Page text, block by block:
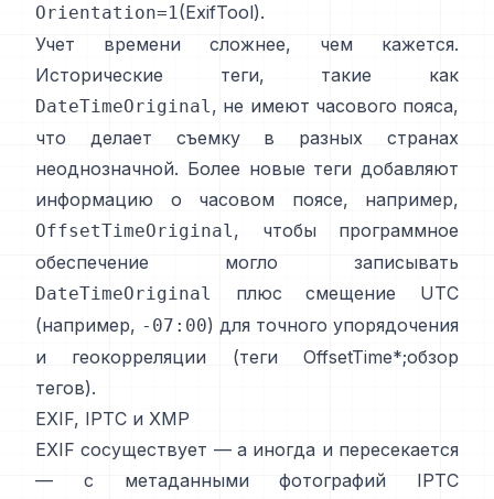
Orientation=1(ExifTool).
Учет времени сложнее, чем кажется.
Исторические теги, такие как
DateTimeOriginal, не имеют часового пояса,
что делает съемку в разных странах
неоднозначной. Более новые теги добавляют
информацию о часовом поясе, например,
OffsetTimeOriginal, чтобы программное
обеспечение могло записывать
DateTimeOriginal
плюс смещение UTC
(например, -07:00) для точного упорядочения
и геокорреляции (теги OffsetTime*;обзор
тегов).
EXIF, IPTC и XMP
EXIF сосуществует — а иногда и пересекается
— с метаданными фотографий IPTC